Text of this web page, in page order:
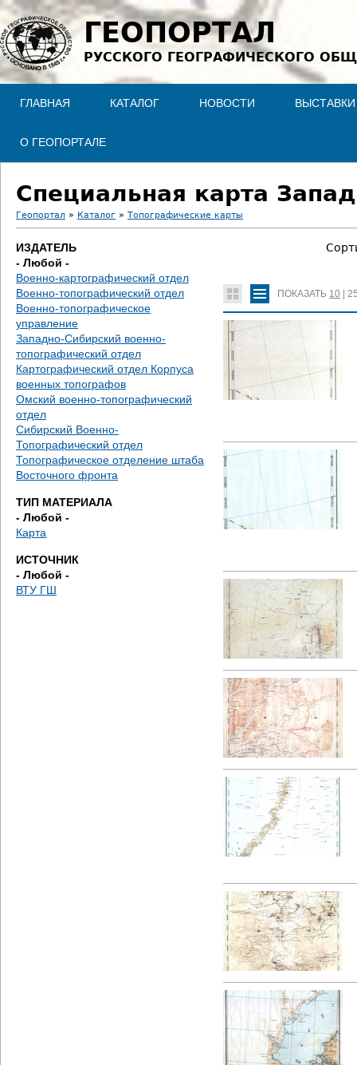
Jump to navigation
ГЕОПОРТАЛ
РУССКОГО ГЕОГРАФИЧЕСКОГО
ГЛАВНАЯ КАТАЛОГ НОВОСТИ ВЫСТАВКИ
О ГЕОПОРТАЛЕ
Специальная карта
В
ы
з
д
е
с
ь
Геопортал » Каталог » Топографические карты
ИЗДАТЕЛЬ
- Любой -
Военно-картографический отдел
Военно-топографический отдел
Военно-топографическое
управление
Западно-Сибирский военно-
топографический отдел
Картографический отдел Корпуса
военных топографов
Омский военно-топографический
отдел
Сибирский Военно-
Топографический отдел
Топографическое отделение штаба
Восточного фронта
ТИП МАТЕРИАЛА
- Любой -
Карта
ИСТОЧНИК
- Любой -
ВТУ ГШ
ПОКАЗАТЬ 10